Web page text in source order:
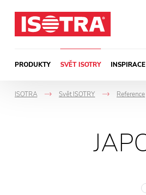
PRODUKTY SVĚT ISOTRY INSPIRACE
ISOTRA
->
Svět ISOTRY
->
Reference